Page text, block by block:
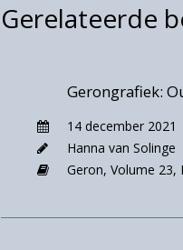
Gerelateerde
Gerongrafiek:
14 december 2021
Hanna van Solinge
Geron, Volume 23,